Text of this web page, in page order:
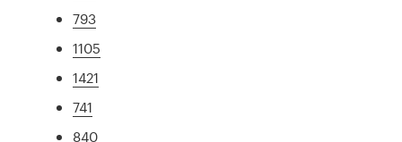
793
1105
1421
741
840